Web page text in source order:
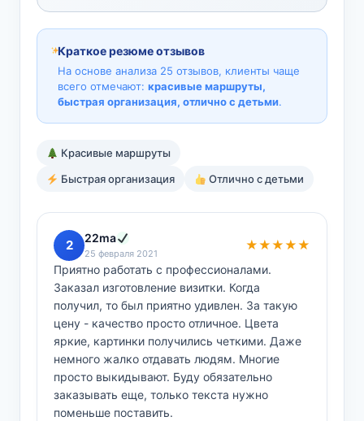
Краткое резюме отзывов
На основе анализа 25 отзывов, клиенты чаще
всего отмечают: красивые маршруты,
быстрая организация, отлично с детьми.
Красивые маршруты
Быстрая организация
Отлично с детьми
2 22ma
25 февраля 2021
★★★★★
Приятно работать с профессионалами.
Заказал изготовление визитки. Когда
получил, то был приятно удивлен. За такую
цену - качество просто отличное. Цвета
яркие, картинки получились четкими. Даже
немного жалко отдавать людям. Многие
просто выкидывают. Буду обязательно
заказывать еще, только текста нужно
поменьше поставить.